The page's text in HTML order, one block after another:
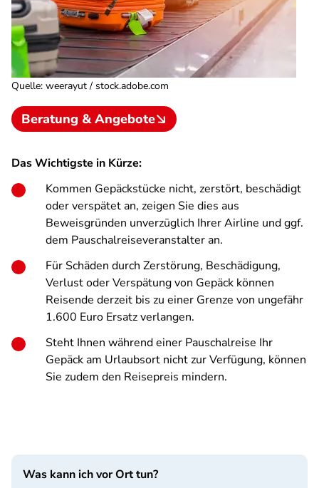
Quelle: weerayut / stock.adobe.com
Beratung & Angebote
Das Wichtigste in Kürze:
Kommen Gepäckstücke nicht, zerstört, beschädigt
oder verspätet an, zeigen Sie dies aus
Beweisgründen unverzüglich Ihrer Airline und ggf.
dem Pauschalreiseveranstalter an.
Für Schäden durch Zerstörung, Beschädigung,
Verlust oder Verspätung von Gepäck können
Reisende derzeit bis zu einer Grenze von ungefähr
1.600 Euro Ersatz verlangen.
Steht Ihnen während einer Pauschalreise Ihr
Gepäck am Urlaubsort nicht zur Verfügung, können
Sie zudem den Reisepreis mindern.
Was kann ich vor Ort tun?